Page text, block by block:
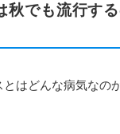
秋でも流行す
はどんな病気なの